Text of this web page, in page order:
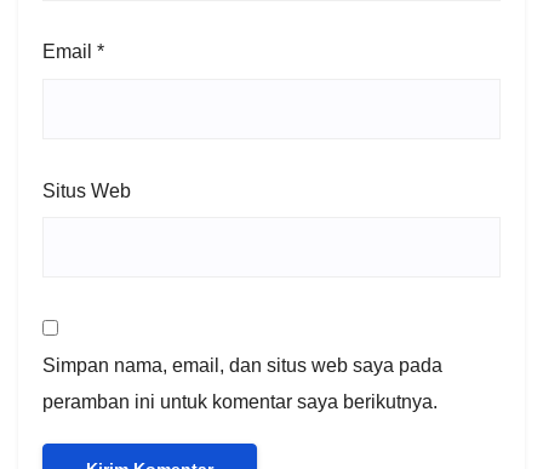
Email *
Situs Web
Simpan nama, email, dan situs web saya pada
peramban ini untuk komentar saya berikutnya.